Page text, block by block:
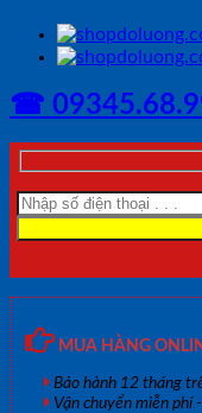
☎
MUA HÀNG
Bảo hành 12 tháng
Vận chuyển miễn phí